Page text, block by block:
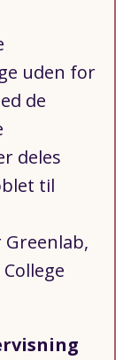
uden for
de
deles
til